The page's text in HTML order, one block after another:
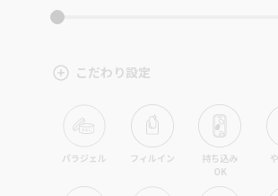
こだわり設定
パラジェル フィルイン
持ち込み
OK